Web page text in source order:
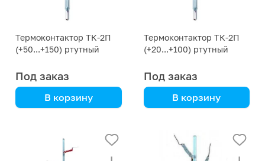
Термоконтактор ТК-2П
(+50...+150) ртутный
Под заказ
В корзину
Термоконтактор ТК-2П
(+20...+100) ртутный
Под заказ
В корзину